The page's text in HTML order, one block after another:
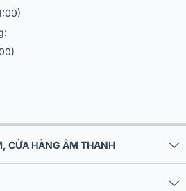
tại Bảo Châu Elec.Nhiều mẫu bán chạy
BIK, RCF, Denon, Alto, dBTechnologies,
CỬA HÀNG ÂM THANH